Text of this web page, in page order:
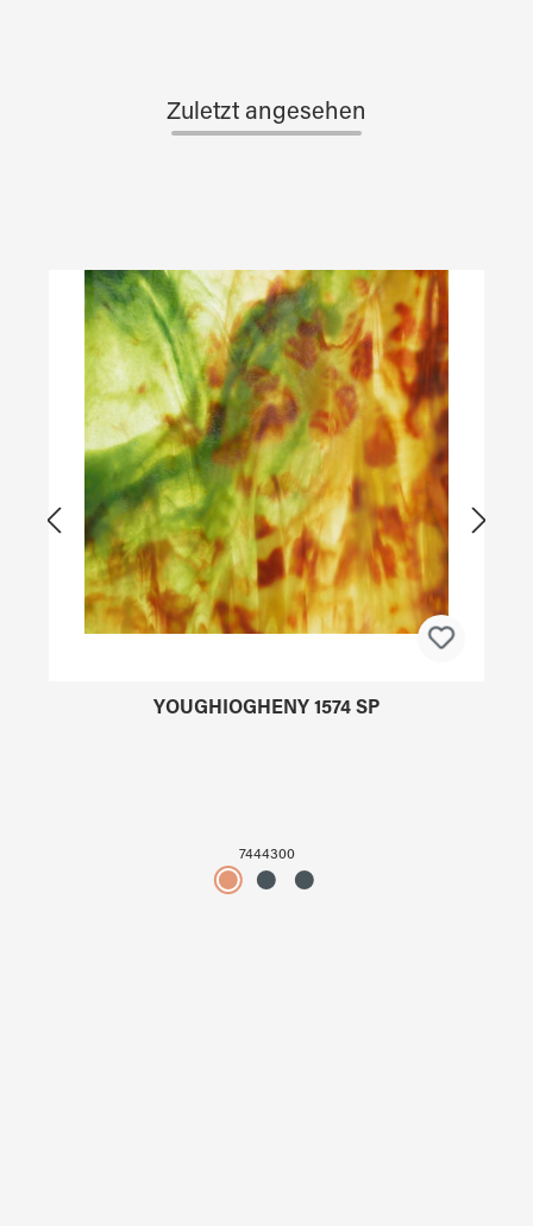
Zuletzt angesehen
Produktgalerie überspringen
YOUGHIOGHENY 1574 SP
7444300